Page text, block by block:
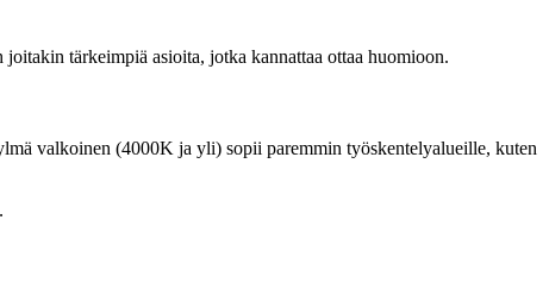
tärkeimpiä asioita, jotka kannattaa ottaa huomioon.
valkoinen (4000K ja yli) sopii paremmin työskentelyalueille, kuten